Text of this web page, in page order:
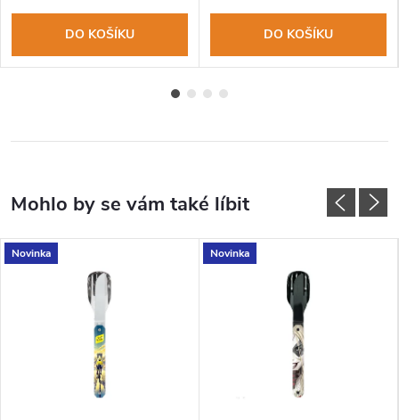
DO KOŠÍKU DO KOŠÍKU
Novinka Novinka